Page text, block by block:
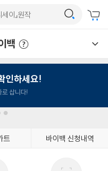
백
인하세요!
로 삽니다!
트 바이백 신청내역